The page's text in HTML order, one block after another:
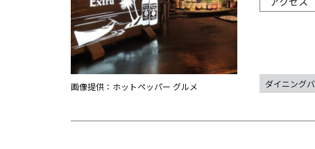
画像提供：ホットペッパー グルメ ダイニング